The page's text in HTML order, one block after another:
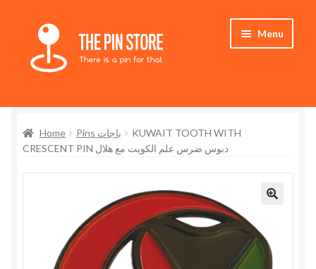
Skip
navigation
Skip
content
Menu
Store
My Account
Home Pins باجات
KUWAIT TOOTH WITH
CRESCENT PIN دبوس ضرس علم الكويت مع هلال